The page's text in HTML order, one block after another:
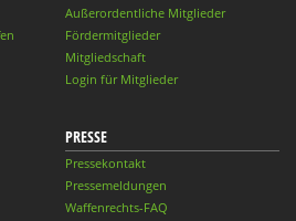
Außerordentliche Mitglieder
Fördermitglieder
Mitgliedschaft
Login für Mitglieder
PRESSE
Pressekontakt
Pressemeldungen
Waffenrechts-FAQ